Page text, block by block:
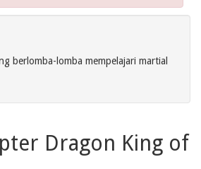
berlomba-lomba mempelajari martial
Dragon King of